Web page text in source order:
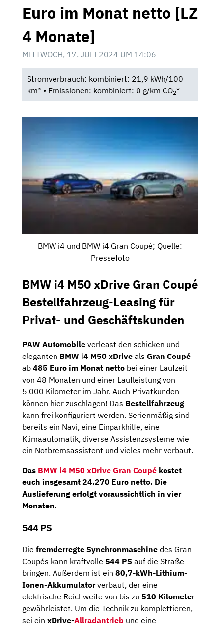
Euro im Monat netto [LZ
4 Monate]
MITTWOCH, 17. JULI 2024 UM 14:06
Stromverbrauch: kombiniert: 21,9 kWh/100
km* • Emissionen: kombiniert: 0 g/km CO2*
BMW i4 und BMW i4 Gran Coupé; Quelle:
Pressefoto
BMW i4 M50 xDrive Gran Coupé
Bestellfahrzeug-Leasing für
Privat- und Geschäftskunden
PAW Automobile verleast den schicken und
eleganten BMW i4 M50 xDrive als Gran Coupé
ab 485 Euro im Monat netto bei einer Laufzeit
von 48 Monaten und einer Laufleistung von
5.000 Kilometer im Jahr. Auch Privatkunden
können hier zuschlagen! Das Bestellfahrzeug
kann frei konfiguriert werden. Serienmäßig sind
bereits ein Navi, eine Einparkhilfe, eine
Klimaautomatik, diverse Assistenzsysteme wie
ein Notbremsassistent und vieles mehr verbaut.
Das BMW i4 M50 xDrive Gran Coupé kostet
euch insgesamt 24.270 Euro netto. Die
Auslieferung erfolgt voraussichtlich in vier
Monaten.
544 PS
Die fremderregte Synchronmaschine des Gran
Coupés kann kraftvolle 544 PS auf die Straße
bringen. Außerdem ist ein 80,7-kWh-Lithium-
Ionen-Akkumulatorverbaut, der eine
elektrische Reichweite von bis zu 510 Kilometer
gewährleistet. Um die Technik zu komplettieren,
sei ein xDrive-Allradantrieb und eine